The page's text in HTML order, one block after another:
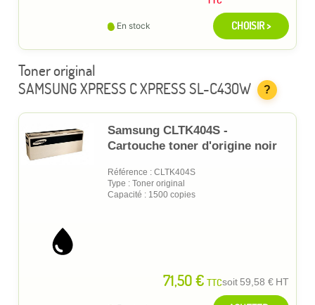
En stock CHOISIR >
Toner original
SAMSUNG XPRESS C XPRESS SL-C430W
?
Samsung CLTK404S -
Cartouche toner d'origine noir
Référence : CLTK404S
Type : Toner original
Capacité : 1500 copies
71,50 € TTCsoit 59,58 € HT